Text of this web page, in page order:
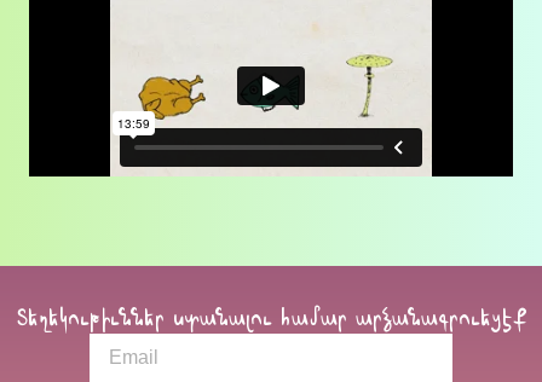
Տեղեկութիւններ ստանալու համար արձանագրուեցէք